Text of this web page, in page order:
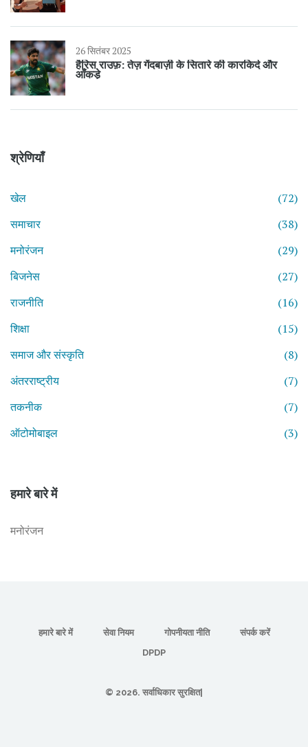
26 सितंबर 2025
हैरिस राउफ़: तेज़ गेंदबाज़ी के सितारे की कारकिर्द और
आँकड़े
श्रेणियाँ
खेल
(72)
समाचार
(38)
मनोरंजन
(29)
बिजनेस
(27)
राजनीति
(16)
शिक्षा
(15)
समाज और संस्कृति
(8)
अंतरराष्ट्रीय
(7)
तकनीक
(7)
ऑटोमोबाइल
(3)
हमारे बारे में
मनोरंजन
हमारे बारे में सेवा नियम गोपनीयता नीति
संपर्क करें
DPDP
© 2026. सर्वाधिकार सुरक्षित|